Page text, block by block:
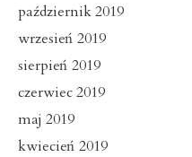
październik 2019
wrzesień 2019
sierpień 2019
czerwiec 2019
maj 2019
kwiecień 2019